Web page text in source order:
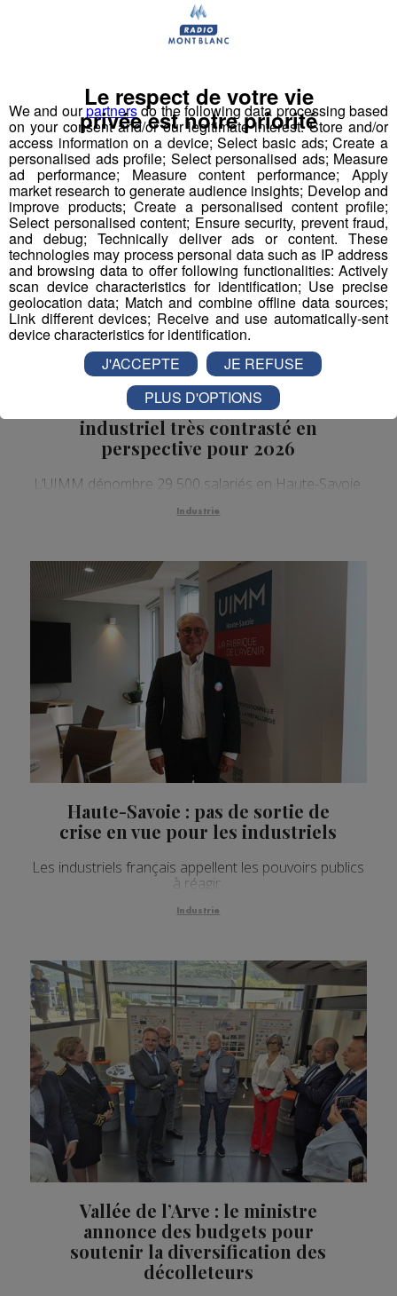
Passy : SGL Carbon relance son
activité et recrute des ouvriers
Économie Industrie
Haute-Savoie : un paysage
industriel très contrasté en
perspective pour 2026
L’UIMM dénombre 29 500 salariés en Haute-Savoie.
Industrie
Haute-Savoie : pas de sortie de
crise en vue pour les industriels
Les industriels français appellent les pouvoirs publics
à réagir.
Industrie
Vallée de l’Arve : le ministre
annonce des budgets pour
soutenir la diversification des
décolleteurs
We and ourpartnersdo the following data processing based
on your consent and/or our legitimate interest: Store and/or
access information on a device; Select basic ads; Create a
personalised ads profile; Select personalised ads; Measure
ad performance; Measure content performance; Apply
market research to generate audience insights; Develop and
improve products; Create a personalised content profile;
Select personalised content; Ensure security, prevent fraud,
and debug; Technically deliver ads or content. These
technologies may process personal data such as IP address
and browsing data to offer following functionalities: Actively
scan device characteristics for identification; Use precise
geolocation data; Match and combine offline data sources;
Link different devices; Receive and use automatically-sent
device characteristics for identification.
Le respect de votre vie
privée est notre priorité
J'ACCEPTE
JE REFUSE
PLUS D'OPTIONS